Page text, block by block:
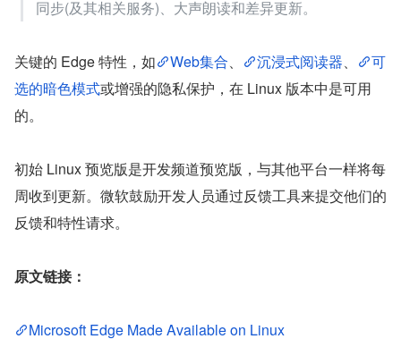
同步(及其相关服务)、大声朗读和差异更新。
关键的 Edge 特性，如 Web集合、 沉浸式阅读器、
可
选的暗色模式或增强的隐私保护，在 Linux 版本中是可用
的。
初始 Linux 预览版是开发频道预览版，与其他平台一样将每
周收到更新。微软鼓励开发人员通过反馈工具来提交他们的
反馈和特性请求。
原文链接：
Microsoft Edge Made Available on Linux